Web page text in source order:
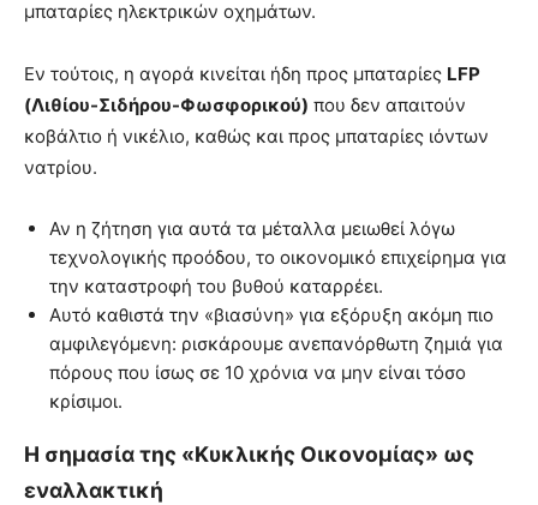
μπαταρίες ηλεκτρικών οχημάτων.
Εν τούτοις, η αγορά κινείται ήδη προς μπαταρίες LFP
(Λιθίου-Σιδήρου-Φωσφορικού) που δεν απαιτούν
κοβάλτιο ή νικέλιο, καθώς και προς μπαταρίες ιόντων
νατρίου.
Αν η ζήτηση για αυτά τα μέταλλα μειωθεί λόγω
τεχνολογικής προόδου, το οικονομικό επιχείρημα για
την καταστροφή του βυθού καταρρέει.
Αυτό καθιστά την «βιασύνη» για εξόρυξη ακόμη πιο
αμφιλεγόμενη: ρισκάρουμε ανεπανόρθωτη ζημιά για
πόρους που ίσως σε 10 χρόνια να μην είναι τόσο
κρίσιμοι.
Η σημασία της «Κυκλικής Οικονομίας» ως
εναλλακτική